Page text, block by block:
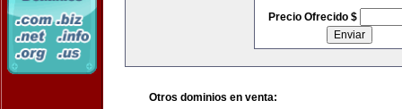
Precio Ofrecido $
Otros dominios en venta: